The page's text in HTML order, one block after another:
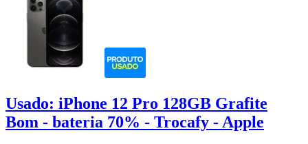
Usado: iPhone 12 Pro 128GB Grafite
Bom - bateria 70% - Trocafy - Apple